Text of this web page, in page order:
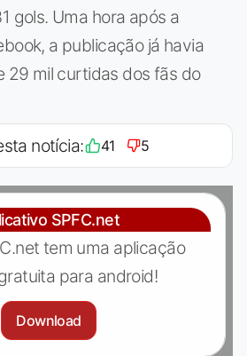
gols. Uma hora após a
a publicação já havia
29 mil curtidas dos fãs do
notícia: 41 5
SPFC.net
tem uma aplicação
para android!
Download